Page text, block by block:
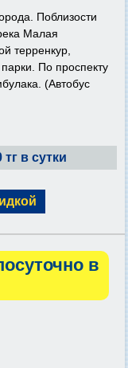
Поблизости
Малая
терренкур,
По проспекту
(Автобус
в сутки
в